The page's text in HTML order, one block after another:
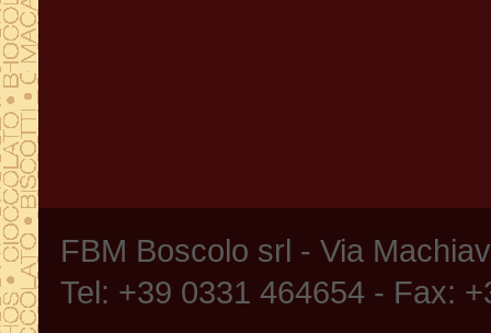
FBM Boscolo srl - Via
Tel: +39 0331 464654 - Fax: